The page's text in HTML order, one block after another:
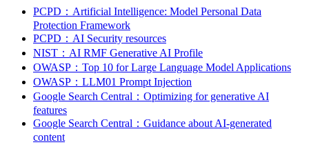
PCPD：Artificial Intelligence: Model Personal Data
Protection Framework
PCPD：AI Security resources
NIST：AI RMF Generative AI Profile
OWASP：Top 10 for Large Language Model Applications
OWASP：LLM01 Prompt Injection
Google Search Central：Optimizing for generative AI
features
Google Search Central：Guidance about AI-generated
content